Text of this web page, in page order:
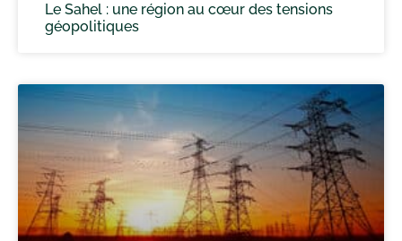
Le Sahel : une région au cœur des tensions
géopolitiques